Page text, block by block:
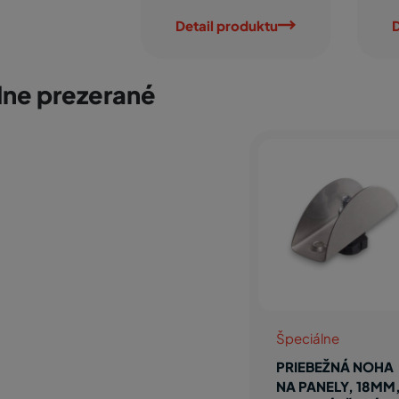
Detail produktu
prezerané
Špeciálne
PRIEBEŽNÁ NOHA
NA PANELY, 18MM,